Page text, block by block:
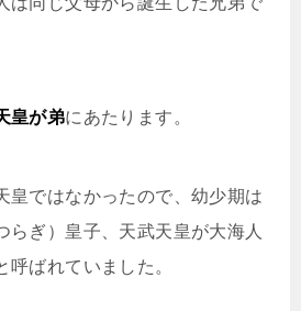
皇が弟にあたります。
皇ではなかったので、幼少期は
らぎ）皇子、天武天皇が大海人
呼ばれていました。